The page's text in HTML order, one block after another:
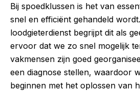
Bij spoedklussen is het van
snel en efficiënt gehandeld
loodgieterdienst begrijpt dit als
ervoor dat we zo snel mogelijk
vakmensen zijn goed
een diagnose stellen, waardoor
beginnen met het oplossen van